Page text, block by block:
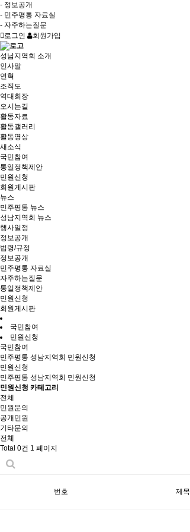
- 정보공개
- 민주평통 자료실
- 자주하는질문
로그인
회원가입
성남지역회 소개
인사말
연혁
조직도
역대회장
오시는길
활동자료
활동갤러리
활동영상
새소식
국민참여
통일정책제안
민원신청
회원게시판
뉴스
민주평통 뉴스
성남지역회 뉴스
행사일정
정보공개
법령/규정
정보공개
민주평통 자료실
자주하는질문
통일정책제안
민원신청
회원게시판
국민참여
민원신청
국민참여
민주평통 성남지역회 민원신청
민원신청
민주평통 성남지역회 민원신청
민원신청 카테고리
전체
민원문의
공개민원
기타문의
전체
Total 0건 1 페이지
번호 제목